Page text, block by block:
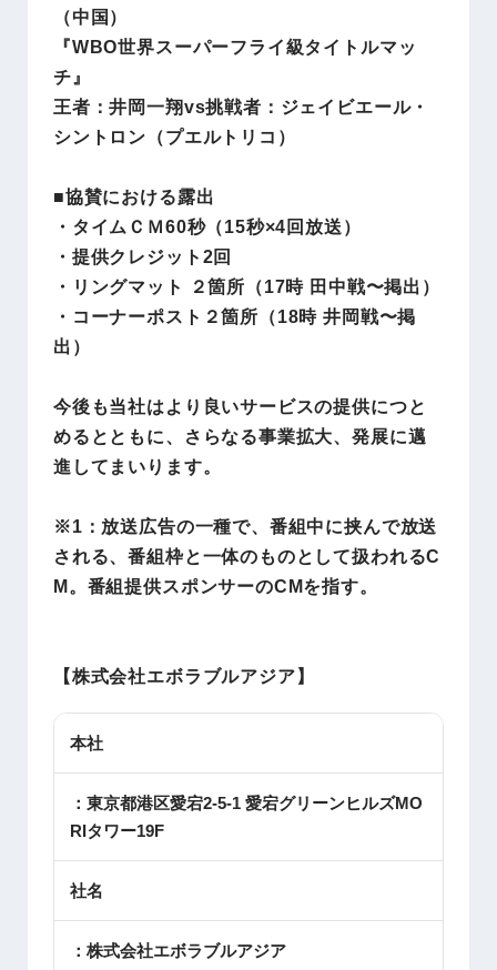
（中国）
『WBO世界スーパーフライ級タイトルマッ
チ』
王者：井岡一翔vs挑戦者：ジェイビエール・
シントロン（プエルトリコ）
■協賛における露出
・タイムＣＭ60秒（15秒×4回放送）
・提供クレジット2回
・リングマット ２箇所（17時 田中戦〜掲出）
・コーナーポスト２箇所（18時 井岡戦〜掲
出）
今後も当社はより良いサービスの提供につと
めるとともに、さらなる事業拡大、発展に邁
進してまいります。
※1：放送広告の一種で、番組中に挟んで放送
される、番組枠と一体のものとして扱われるC
M。番組提供スポンサーのCMを指す。
【株式会社エボラブルアジア】
本社
：東京都港区愛宕2-5-1 愛宕グリーンヒルズMO
RIタワー19F
社名
：株式会社エボラブルアジア